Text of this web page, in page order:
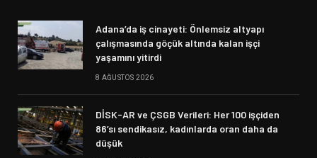
Adana’da iş cinayeti: Önlemsiz altyapı
çalışmasında göçük altında kalan işçi
yaşamını yitirdi
8 AĞUSTOS 2026
DİSK-AR ve ÇSGB Verileri: Her 100 işçiden
86’sı sendikasız, kadınlarda oran daha da
düşük